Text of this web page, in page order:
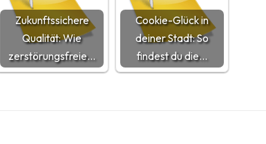
Zukunftssichere
Qualität: Wie
zerstörungsfreie…
Cookie-Glück in
deiner Stadt: So
findest du die…